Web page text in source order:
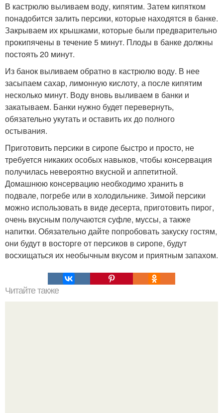
В кастрюлю выливаем воду, кипятим. Затем кипятком
понадобится залить персики, которые находятся в банке.
Закрываем их крышками, которые были предварительно
прокипячены в течение 5 минут. Плоды в банке должны
постоять 20 минут.
Из банок выливаем обратно в кастрюлю воду. В нее
засыпаем сахар, лимонную кислоту, а после кипятим
несколько минут. Воду вновь выливаем в банки и
закатываем. Банки нужно будет перевернуть,
обязательно укутать и оставить их до полного
остывания.
Приготовить персики в сиропе быстро и просто, не
требуется никаких особых навыков, чтобы консервация
получилась невероятно вкусной и аппетитной.
Домашнюю консервацию необходимо хранить в
подвале, погребе или в холодильнике. Зимой персики
можно использовать в виде десерта, приготовить пирог,
очень вкусным получаются суфле, муссы, а также
напитки. Обязательно дайте попробовать закуску гостям,
они будут в восторге от персиков в сиропе, будут
восхищаться их необычным вкусом и приятным запахом.
Читайте также